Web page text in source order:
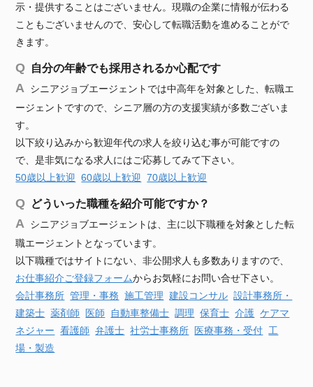
示・提供することはございません。現職の企業に情報が伝わる
こともございませんので、安心して転職活動を進めることがで
きます。
自分の年齢でも採用されるか心配です
シニアジョブエージェントでは中高年を対象とした、転職エ
ージェントですので、シニア層の方の支援実績が多数ございま
す。
以下絞り込みから歓迎年代の求人を絞り込む事が可能ですの
で、是非気になる求人にはご応募してみて下さい。
50歳以上歓迎 60歳以上歓迎 70歳以上歓迎
どういった職種を紹介可能ですか？
シニアジョブエージェントは、主に以下職種を対象とした転
職エージェントとなっています。
以下職種ではサイトにない、非公開求人も多数ありますので、
お仕事紹介ご登録フォームからお気軽にお問い合せ下さい。
会計事務所 管理・事務 施工管理 建設コンサル 設計事務所・
建築士 薬剤師 医師 自動車整備士 調理 保育士 介護 ケアマ
ネジャー 看護師 弁護士 社労士事務所 医療事務・受付 工
場・製造